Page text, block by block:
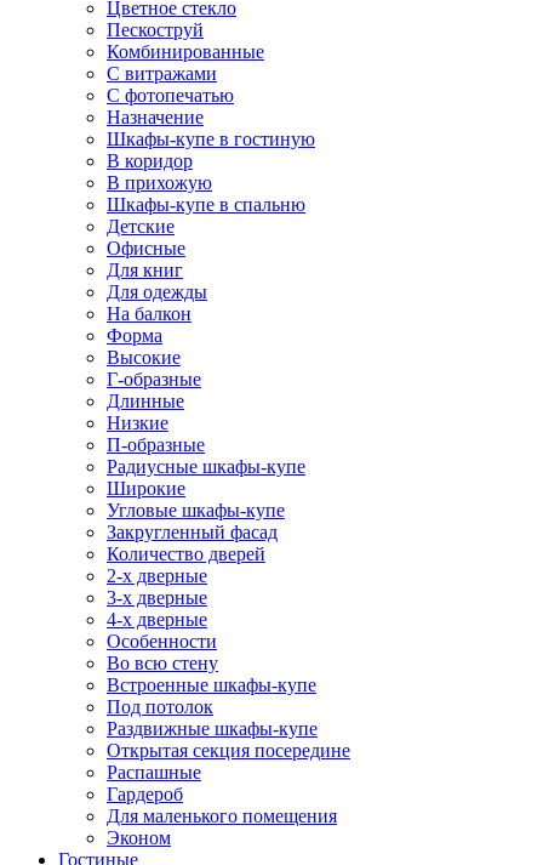
Цветное стекло
Пескоструй
Комбинированные
С витражами
С фотопечатью
Назначение
Шкафы-купе в гостиную
В коридор
В прихожую
Шкафы-купе в спальню
Детские
Офисные
Для книг
Для одежды
На балкон
Форма
Высокие
Г-образные
Длинные
Низкие
П-образные
Радиусные шкафы-купе
Широкие
Угловые шкафы-купе
Закругленный фасад
Количество дверей
2-х дверные
3-х дверные
4-х дверные
Особенности
Во всю стену
Встроенные шкафы-купе
Под потолок
Раздвижные шкафы-купе
Открытая секция посередине
Распашные
Гардероб
Для маленького помещения
Эконом
Гостиные